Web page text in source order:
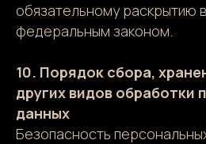
обязательному раскрытию
федеральным законом.
10. Порядок сбора,
других видов обработки
данных
Безопасность